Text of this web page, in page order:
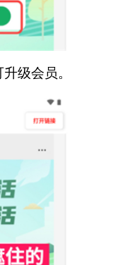
级会员。